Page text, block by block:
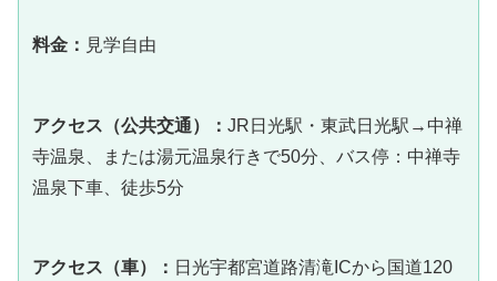
料金： 見学自由
アクセス（公共交通）： JR日光駅・東武日光駅→中禅
寺温泉、または湯元温泉行きで50分、バス停：中禅寺
温泉下車、徒歩5分
アクセス（車）： 日光宇都宮道路清滝ICから国道120